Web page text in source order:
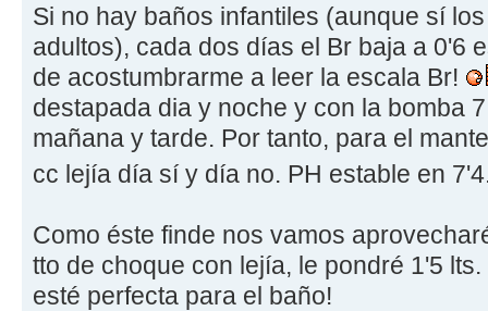
Si no hay baños infantiles (aunque sí
adultos), cada dos días el Br baja a 0'6
de acostumbrarme a leer la escala Br!
destapada dia y noche y con la bomba
mañana y tarde. Por tanto, para el
cc lejía día sí y día no. PH estable en
Como éste finde nos vamos
tto de choque con lejía, le pondré 1'5
esté perfecta para el baño!